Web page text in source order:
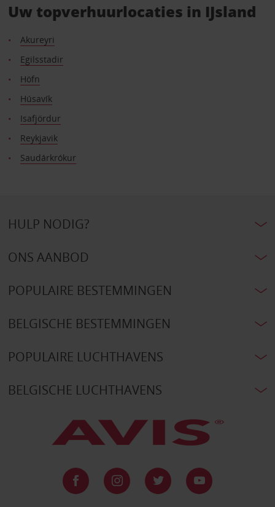
Uw topverhuurlocaties in IJsland
Akureyri
Egilsstadir
Höfn
Húsavík
Isafjördur
Reykjavik
Saudárkrókur
HULP NODIG?
ONS AANBOD
POPULAIRE BESTEMMINGEN
BELGISCHE BESTEMMINGEN
POPULAIRE LUCHTHAVENS
BELGISCHE LUCHTHAVENS